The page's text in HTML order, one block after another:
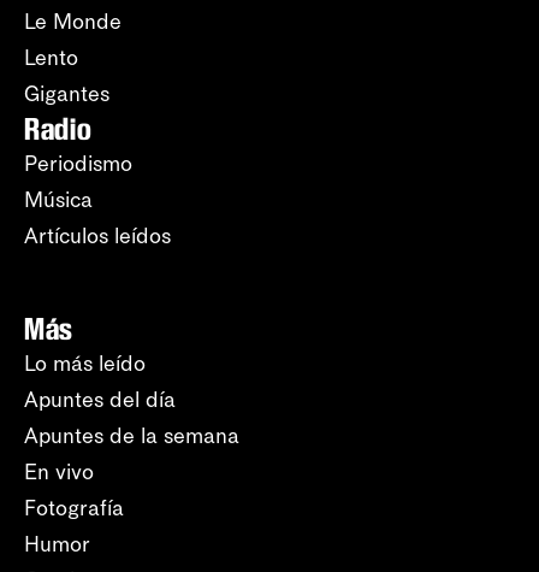
Le Monde
Lento
Gigantes
Radio
Periodismo
Música
Artículos leídos
Más
Lo más leído
Apuntes del día
Apuntes de la semana
En vivo
Fotografía
Humor